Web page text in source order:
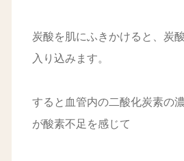
炭酸を肌にふきかけると、炭
入り込みます。
すると血管内の二酸化炭素の
が酸素不足を感じて